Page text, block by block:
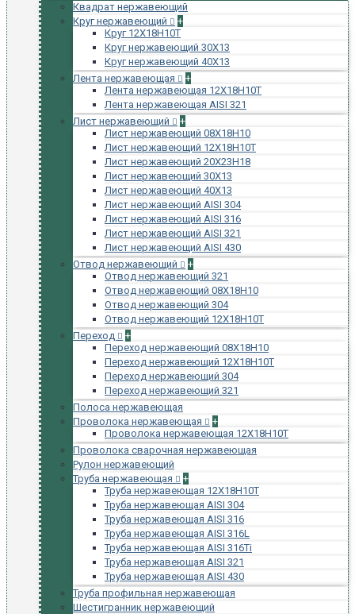
Квадрат нержавеющий
Круг нержавеющий
+
Круг 12Х18Н10Т
Круг нержавеющий 30Х13
Круг нержавеющий 40Х13
Лента нержавеющая
+
Лента нержавеющая 12Х18Н10Т
Лента нержавеющая AISI 321
Лист нержавеющий
+
Лист нержавеющий 08Х18Н10
Лист нержавеющий 12Х18Н10Т
Лист нержавеющий 20Х23Н18
Лист нержавеющий 30Х13
Лист нержавеющий 40Х13
Лист нержавеющий AISI 304
Лист нержавеющий AISI 316
Лист нержавеющий AISI 321
Лист нержавеющий AISI 430
Отвод нержавеющий
+
Отвод нержавеющий 321
Отвод нержавеющий 08Х18Н10
Отвод нержавеющий 304
Отвод нержавеющий 12Х18Н10Т
Переход
+
Переход нержавеющий 08Х18Н10
Переход нержавеющий 12Х18Н10Т
Переход нержавеющий 304
Переход нержавеющий 321
Полоса нержавеющая
Проволока нержавеющая
+
Проволока нержавеющая 12Х18Н10Т
Проволока сварочная нержавеющая
Рулон нержавеющий
Труба нержавеющая
+
Труба нержавеющая 12Х18Н10Т
Труба нержавеющая AISI 304
Труба нержавеющая AISI 316
Труба нержавеющая AISI 316L
Труба нержавеющая AISI 316Ti
Труба нержавеющая AISI 321
Труба нержавеющая AISI 430
Труба профильная нержавеющая
Шестигранник нержавеющий